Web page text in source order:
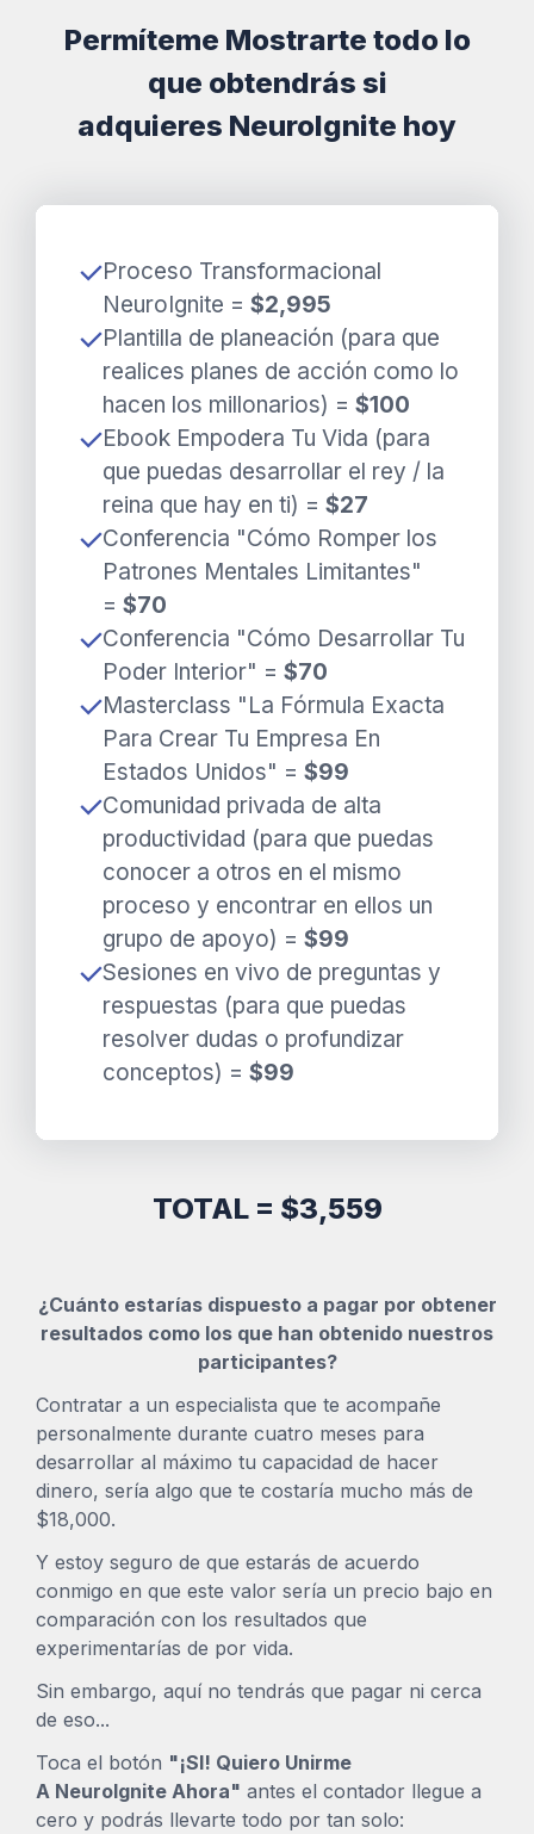
Permíteme Mostrarte todo lo
que obtendrás si
adquieres NeuroIgnite hoy
Proceso Transformacional
NeuroIgnite = $2,995
Plantilla de planeación (para que
realices planes de acción como lo
hacen los millonarios) = $100
Ebook Empodera Tu Vida (para
que puedas desarrollar el rey / la
reina que hay en ti) = $27
Conferencia "Cómo Romper los
Patrones Mentales Limitantes"
= $70
Conferencia "Cómo Desarrollar Tu
Poder Interior" = $70
Masterclass "La Fórmula Exacta
Para Crear Tu Empresa En
Estados Unidos" = $99
Comunidad privada de alta
productividad (para que puedas
conocer a otros en el mismo
proceso y encontrar en ellos un
grupo de apoyo) = $99
Sesiones en vivo de preguntas y
respuestas (para que puedas
resolver dudas o profundizar
conceptos) = $99
TOTAL = $3,559
¿Cuánto estarías dispuesto a pagar por obtener
resultados como los que han obtenido nuestros
participantes?
Contratar a un especialista que te acompañe
personalmente durante cuatro meses para
desarrollar al máximo tu capacidad de hacer
dinero, sería algo que te costaría mucho más de
$18,000.
Y estoy seguro de que estarás de acuerdo
conmigo en que este valor sería un precio bajo en
comparación con los resultados que
experimentarías de por vida.
Sin embargo, aquí no tendrás que pagar ni cerca
de eso...
Toca el botón "¡SI! Quiero Unirme
A NeuroIgnite Ahora" antes el contador llegue a
cero y podrás llevarte todo por tan solo: